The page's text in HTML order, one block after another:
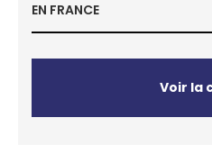
EN FRANCE
Voir la